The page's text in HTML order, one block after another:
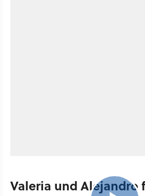
Valeria und Alejandro